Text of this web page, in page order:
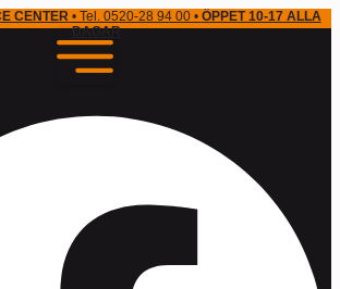
CENTER• Tel. 0520-28 94 00 • ÖPPET 10-17 ALLA
DAGAR